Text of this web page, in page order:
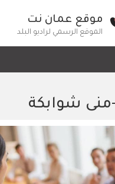
موقع عمان نت
الموقع الرسمي لراديو البلد
شوابكة